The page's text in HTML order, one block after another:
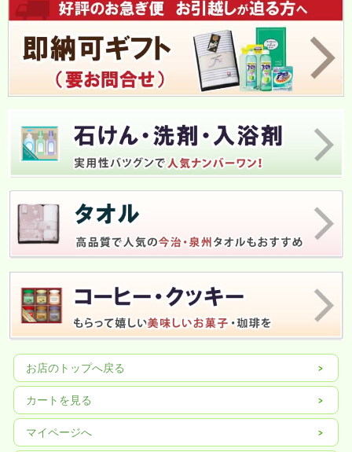
お店のトップへ戻る
カートを見る
マイページへ